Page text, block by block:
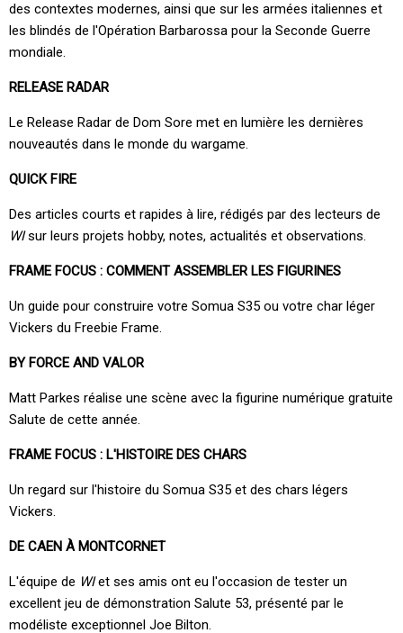
des contextes modernes, ainsi que sur les armées italiennes et
les blindés de l'Opération Barbarossa pour la Seconde Guerre
mondiale.
RELEASE RADAR
Le Release Radar de Dom Sore met en lumière les dernières
nouveautés dans le monde du wargame.
QUICK FIRE
Des articles courts et rapides à lire, rédigés par des lecteurs de
WI sur leurs projets hobby, notes, actualités et observations.
FRAME FOCUS : COMMENT ASSEMBLER LES FIGURINES
Un guide pour construire votre Somua S35 ou votre char léger
Vickers du Freebie Frame.
BY FORCE AND VALOR
Matt Parkes réalise une scène avec la figurine numérique gratuite
Salute de cette année.
FRAME FOCUS : L'HISTOIRE DES CHARS
Un regard sur l'histoire du Somua S35 et des chars légers
Vickers.
DE CAEN À MONTCORNET
L'équipe de WI et ses amis ont eu l'occasion de tester un
excellent jeu de démonstration Salute 53, présenté par le
modéliste exceptionnel Joe Bilton.